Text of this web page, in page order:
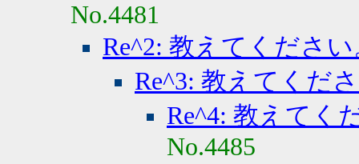
No.4481
Re^2: 教えてくださ
Re^3: 教えてくだ
Re^4: 教えてく
No.4485